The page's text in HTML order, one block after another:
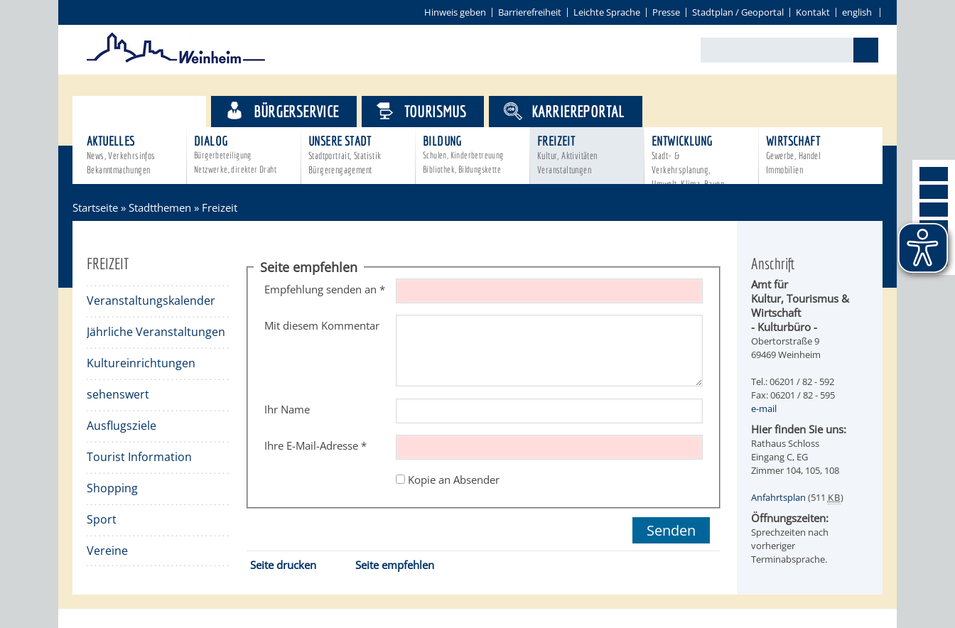
Hinweis geben Barrierefreiheit Leichte Sprache Presse Stadtplan / Geoportal Kontakt english
AKTUELLES
News, Verkehrsinfos
Bekanntmachungen
DIALOG
Bürgerbeteiligung
Netzwerke, direkter Draht
UNSERE STADT
Stadtportrait, Statistik
Bürgerengagement
BILDUNG
Schulen, Kinderbetreuung
Bibliothek, Bildungskette
FREIZEIT
Kultur, Aktivitäten
Veranstaltungen
ENTWICKLUNG
Stadt- &
Verkehrsplanung,
Umwelt, Klima, Bauen
WIRTSCHAFT
Gewerbe, Handel
Immobilien
BÜRGERSERVICE TOURISMUS KARRIEREPORTAL
Startseite » Stadtthemen » Freizeit
FREIZEIT
Veranstaltungskalender
Jährliche Veranstaltungen
Kultureinrichtungen
sehenswert
Ausflugsziele
Tourist Information
Shopping
Sport
Vereine
Seite empfehlen
Empfehlung senden an *
Mit diesem Kommentar
Ihr Name
Ihre E-Mail-Adresse*
Kopie an Absender
Seite drucken Seite empfehlen
Anschrift
Amt für
Kultur, Tourismus &
Wirtschaft
- Kulturbüro -
Obertorstraße 9
69469 Weinheim
Tel.: 06201 / 82 - 592
Fax: 06201 / 82 - 595
e-mail
Hier finden Sie uns:
Rathaus Schloss
Eingang C, EG
Zimmer 104, 105, 108
Anfahrtsplan (511 KB)
Öffnungszeiten:
Sprechzeiten nach
vorheriger
Terminabsprache.